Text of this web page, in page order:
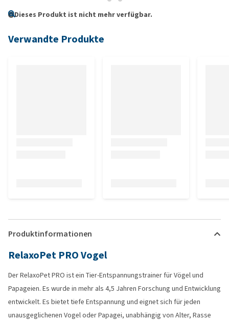
Dieses Produkt ist nicht mehr verfügbar.
Verwandte Produkte
Produktinformationen
RelaxoPet PRO Vogel
Der RelaxoPet PRO ist ein Tier-Entspannungstrainer für Vögel und
Papageien. Es wurde in mehr als 4,5 Jahren Forschung und Entwicklung
entwickelt. Es bietet tiefe Entspannung und eignet sich für jeden
unausgeglichenen Vogel oder Papagei, unabhängig von Alter, Rasse